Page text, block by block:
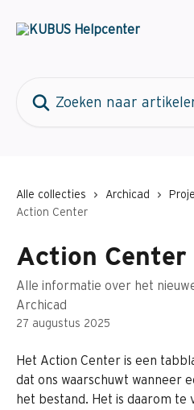
Alle collecties Archicad
Action Center
Action Center
Alle informatie over het
Archicad
27 augustus 2025
Het Action Center is een
dat ons waarschuwt wanneer
het bestand. Het is daarom te